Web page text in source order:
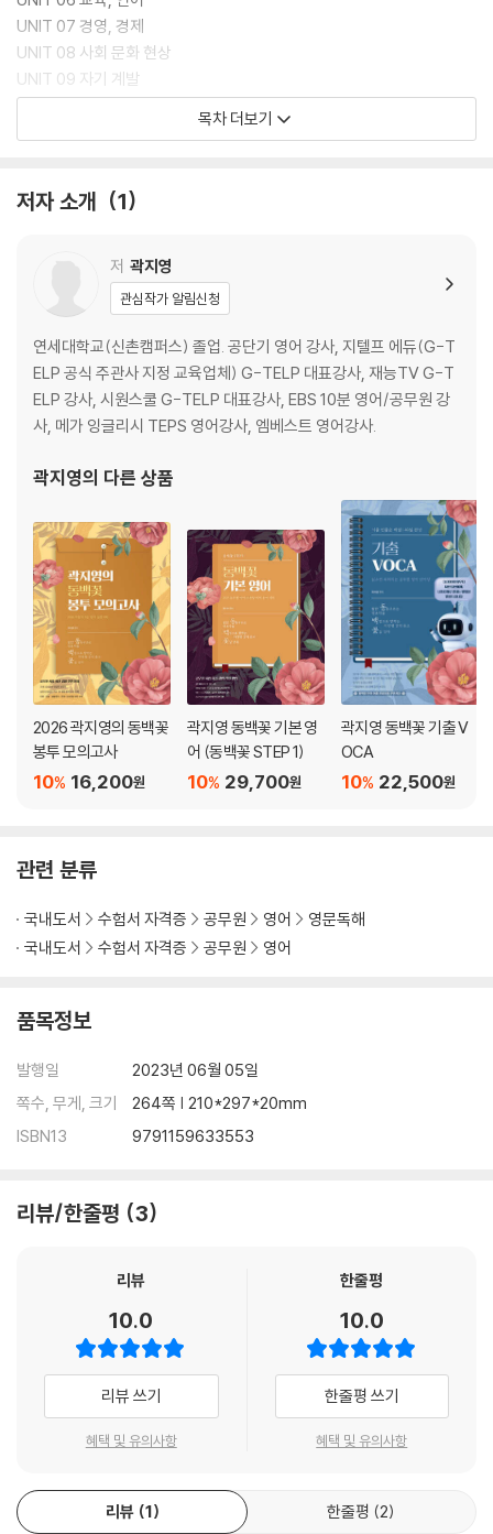
UNIT 07 경영, 경제
UNIT 08 사회 문화 현상
UNIT 09 자기 계발
UNIT 10 정부조직과 공무원
목차 더보기
저자 소개 1
저 곽지영
관심작가 알림신청
연세대학교(신촌캠퍼스) 졸업. 공단기 영어 강사, 지텔프 에듀(G-T
ELP 공식 주관사 지정 교육업체) G-TELP 대표강사, 재능TV G-T
ELP 강사, 시원스쿨 G-TELP 대표강사, EBS 10분 영어/공무원 강
사, 메가 잉글리시 TEPS 영어강사, 엠베스트 영어강사.
곽지영의 다른 상품
2026 곽지영의 동백꽃
봉투 모의고사
16,200원
10%
곽지영 동백꽃 기본 영
어 (동백꽃 STEP 1)
29,700원
10%
곽지영 동백꽃 기출 V
OCA
22,500원
10%
관련 분류
국내도서 수험서 자격증 공무원 영어
영문독해
국내도서
수험서 자격증 공무원 영어
품목정보
발행일
2023년 06월 05일
쪽수, 무게, 크기
264쪽 | 210*297*20mm
ISBN13
9791159633553
리뷰/한줄평 3
리뷰
10.0
리뷰 쓰기
혜택 및 유의사항
한줄평
10.0
한줄평 쓰기
혜택 및 유의사항
리뷰 1 한줄평 2